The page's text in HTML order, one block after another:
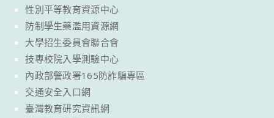
性別平等教育資源中心
防制學生藥濫用資源網
大學招生委員會聯合會
技專校院入學測驗中心
內政部警政署165防詐騙專區
交通安全入口網
臺灣教育研究資訊網